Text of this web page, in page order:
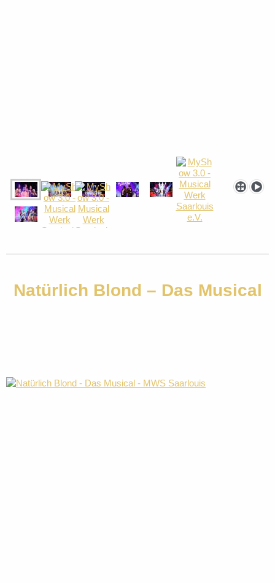
Natürlich Blond – Das Musical